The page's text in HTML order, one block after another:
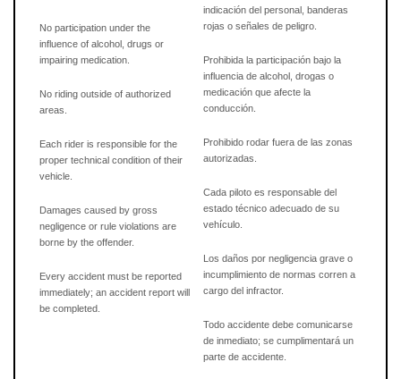
No participation under the
influence of alcohol, drugs or
impairing medication.
No riding outside of authorized
areas.
Each rider is responsible for the
proper technical condition of their
vehicle.
Damages caused by gross
negligence or rule violations are
borne by the offender.
Every accident must be reported
immediately; an accident report will
be completed.
indicación del personal, banderas
rojas o señales de peligro.
Prohibida la participación bajo la
influencia de alcohol, drogas o
medicación que afecte la
conducción.
Prohibido rodar fuera de las zonas
autorizadas.
Cada piloto es responsable del
estado técnico adecuado de su
vehículo.
Los daños por negligencia grave o
incumplimiento de normas corren a
cargo del infractor.
Todo accidente debe comunicarse
de inmediato; se cumplimentará un
parte de accidente.